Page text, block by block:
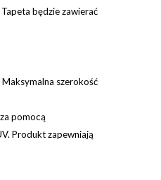
Tapeta będzie zawierać
Maksymalna szerokość
pomocą
Produkt zapewniają